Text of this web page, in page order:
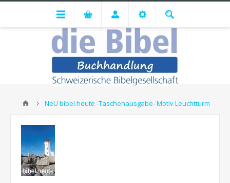
NeÜ bibel.heute -Taschenausgabe- Motiv Leuchtturm